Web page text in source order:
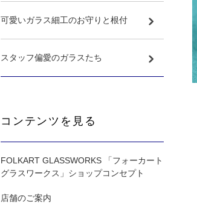
可愛いガラス細工のお守りと根付
スタッフ偏愛のガラスたち
コンテンツを見る
FOLKART GLASSWORKS 「フォーカート
グラスワークス」ショップコンセプト
店舗のご案内